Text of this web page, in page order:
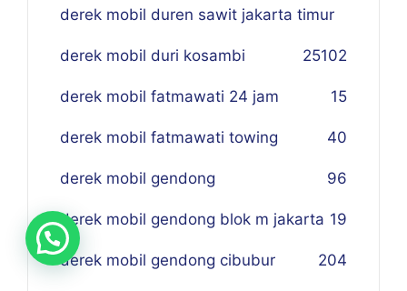
derek mobil duren sawit jakarta timur
102
derek mobil duri kosambi 25
derek mobil fatmawati 24 jam 15
derek mobil fatmawati towing 40
derek mobil gendong 96
derek mobil gendong blok m jakarta 19
derek mobil gendong cibubur 204